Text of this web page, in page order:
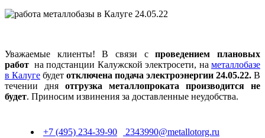
Уважаемые клиенты! В связи спроведением плановых
работ на подстанции Калужской электросети, на металлобазе
в Калуге будет отключена подача электроэнергии 24.05.22. В
течении дня отгрузка металлопроката производится не
будет. Приносим извинения за доставленные неудобства.
+7 (495) 234-39-90 2343990@metallotorg.ru